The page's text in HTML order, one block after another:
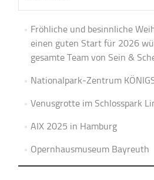
Fröhliche und besinnliche
einen guten Start für 2026
gesamte Team von Sein &
Nationalpark-Zentrum
Venusgrotte im Schlosspark
AIX 2025 in Hamburg
Opernhausmuseum Bayreuth